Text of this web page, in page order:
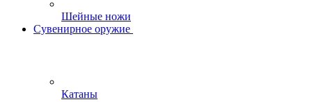
Шейные ножи
Сувенирное оружие
Катаны